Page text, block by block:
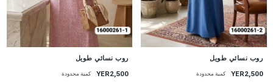
روب نسائي طويل
YER2,500 كمية محدودة
روب نسائي طويل
YER2,500 كمية محدودة